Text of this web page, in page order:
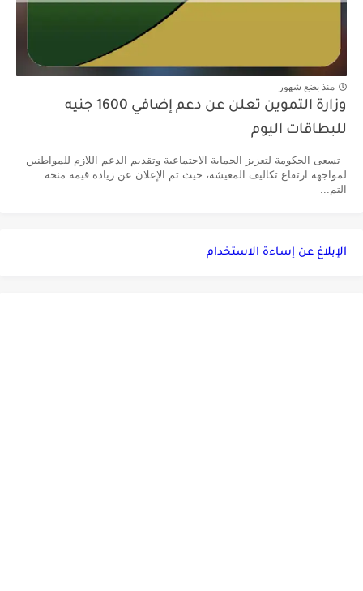
منذ بضع شهور
وزارة التموين تعلن عن دعم إضافي 1600 جنيه
للبطاقات اليوم
تسعى الحكومة لتعزيز الحماية الاجتماعية وتقديم الدعم اللازم للمواطنين
لمواجهة ارتفاع تكاليف المعيشة، حيث تم الإعلان عن زيادة قيمة منحة
التم...
الإبلاغ عن إساءة الاستخدام